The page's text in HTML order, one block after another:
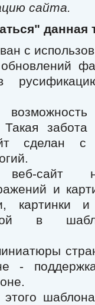
сайта.
данная
с
забота
сделан с
веб-сайт
и
картинки
в
-
этого